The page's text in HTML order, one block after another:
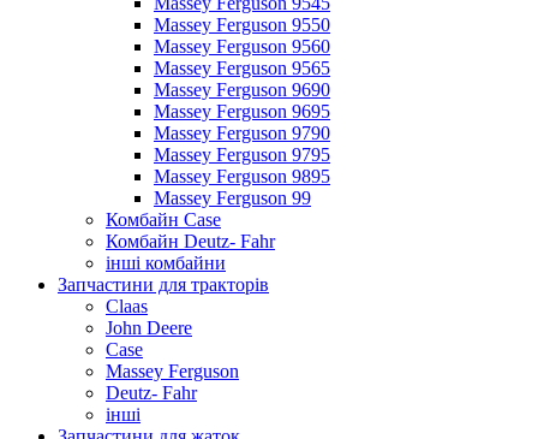
Massey Ferguson 9550
Massey Ferguson 9560
Massey Ferguson 9565
Massey Ferguson 9690
Massey Ferguson 9695
Massey Ferguson 9790
Massey Ferguson 9795
Massey Ferguson 9895
Massey Ferguson 99
Комбайн Case
Комбайн Deutz- Fahr
інші комбайни
Запчастини для тракторів
Claas
John Deere
Case
Massey Ferguson
Deutz- Fahr
інші